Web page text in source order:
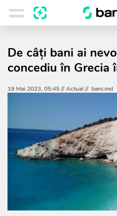
De câți bani ai
concediu în Grecia
19 Mai 2023, 05:45 //Actual// bani.md